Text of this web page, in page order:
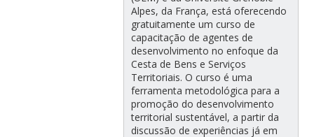
Alpes, da França, está oferecendo
gratuitamente um curso de
capacitação de agentes de
desenvolvimento no enfoque da
Cesta de Bens e Serviços
Territoriais. O curso é uma
ferramenta metodológica para a
promoção do desenvolvimento
territorial sustentável, a partir da
discussão de experiências já em